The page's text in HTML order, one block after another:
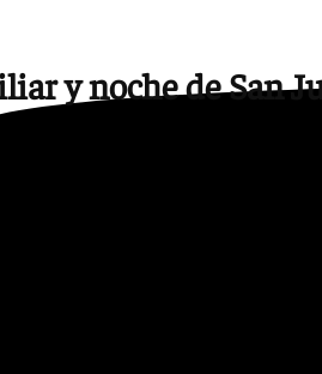
y noche de San
dedicado a las
de fútbol municipal A.
parque acuático abierto